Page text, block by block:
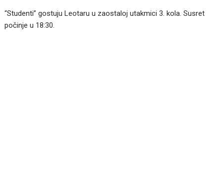
“Studenti” gostuju Leotaru u zaostaloj utakmici 3. kola. Susret
počinje u 18:30.